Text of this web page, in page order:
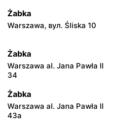
Żabka
Warszawa, вул. Śliska 10
Żabka
Warszawa al. Jana Pawła II
34
Żabka
Warszawa al. Jana Pawła II
43a